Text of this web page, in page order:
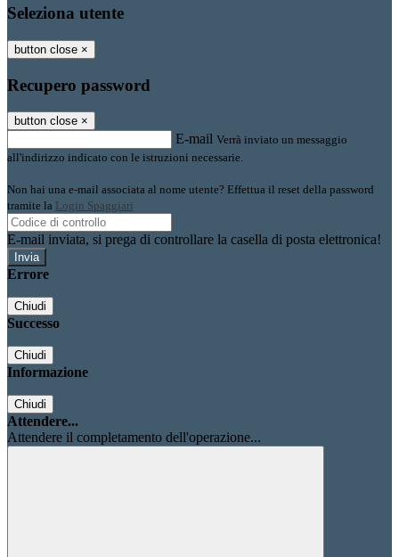
Seleziona utente
button close ×
Recupero password
button close ×
E-mail Verrà inviato un messaggio
all'indirizzo indicato con le istruzioni necessarie.
Non hai una e-mail associata al nome utente? Effettua il reset della password
tramite la Login Spaggiari
E-mail inviata, si prega di controllare la casella di posta elettronica!
Errore
Chiudi
Successo
Chiudi
Informazione
Chiudi
Attendere...
Attendere il completamento dell'operazione...